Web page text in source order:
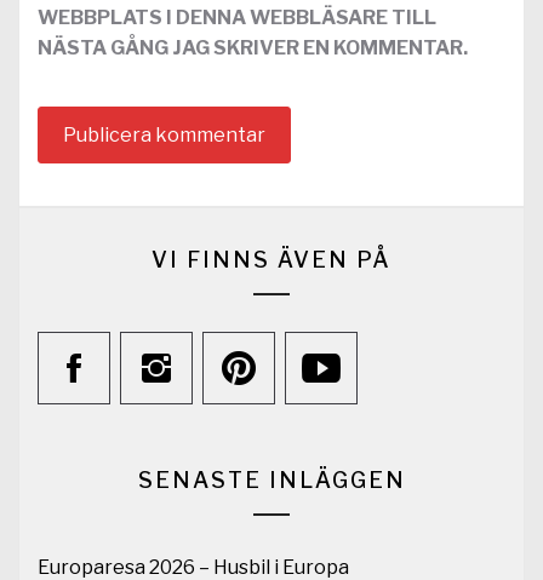
WEBBPLATS I DENNA WEBBLÄSARE TILL
NÄSTA GÅNG JAG SKRIVER EN KOMMENTAR.
VI FINNS ÄVEN PÅ
SENASTE INLÄGGEN
Europaresa 2026 – Husbil i Europa